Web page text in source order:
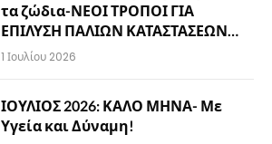
τα ζώδια-ΝΕΟΙ ΤΡΟΠΟΙ ΓΙΑ
ΕΠΙΛΥΣΗ ΠΑΛΙΩΝ ΚΑΤΑΣΤΑΣΕΩΝ…
1 Ιουλίου 2026
ΙΟΥΛΙΟΣ 2026: ΚΑΛΟ ΜΗΝΑ- Με
Υγεία και Δύναμη!